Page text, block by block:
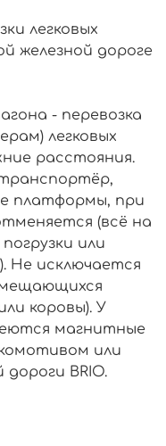
легковых
железной дороге
- перевозка
легковых
расстояния.
платформы, при
(всё на
или
Не исключается
коровы). У
магнитные
или
BRIO.